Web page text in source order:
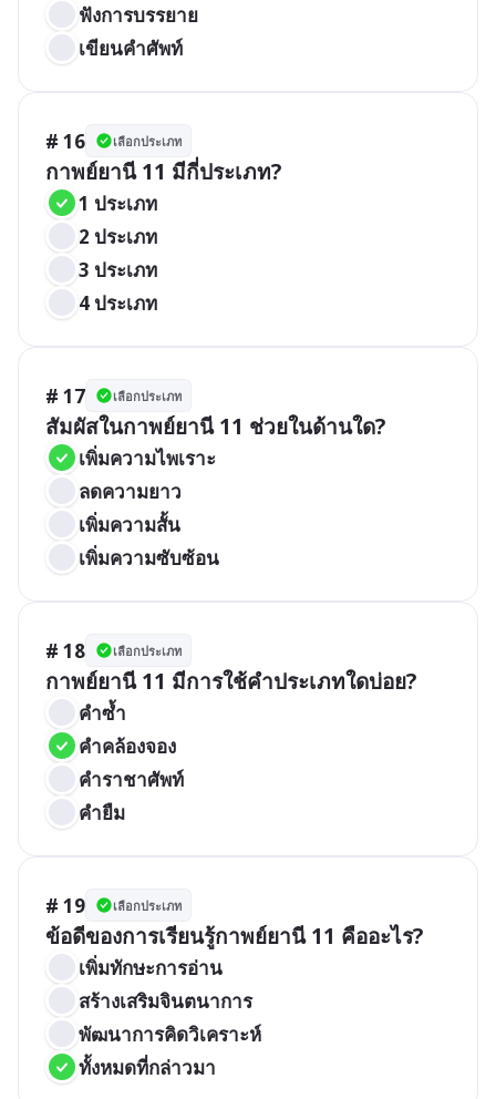
ฟังการบรรยาย
เขียนคำศัพท์
# 16 เลือกประเภท
กาพย์ยานี 11 มีกี่ประเภท?
1 ประเภท
2 ประเภท
3 ประเภท
4 ประเภท
# 17 เลือกประเภท
สัมผัสในกาพย์ยานี 11 ช่วยในด้านใด?
เพิ่มความไพเราะ
ลดความยาว
เพิ่มความสั้น
เพิ่มความซับซ้อน
# 18 เลือกประเภท
กาพย์ยานี 11 มีการใช้คำประเภทใดบ่อย?
คำซ้ำ
คำคล้องจอง
คำราชาศัพท์
คำยืม
# 19 เลือกประเภท
ข้อดีของการเรียนรู้กาพย์ยานี 11 คืออะไร?
เพิ่มทักษะการอ่าน
สร้างเสริมจินตนาการ
พัฒนาการคิดวิเคราะห์
ทั้งหมดที่กล่าวมา